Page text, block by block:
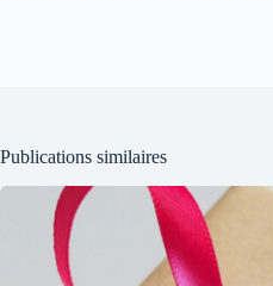
Publications similaires